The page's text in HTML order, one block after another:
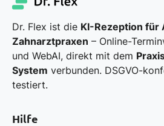
Dr. Flex ist die KI-Rezeption für
Zahnarztpraxen – Online-
und WebAI, direkt mit dem
System verbunden. DSGVO-
testiert.
Hilfe